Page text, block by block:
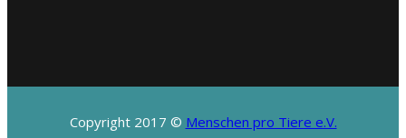
Copyright 2017 © Menschen pro Tiere e.V.